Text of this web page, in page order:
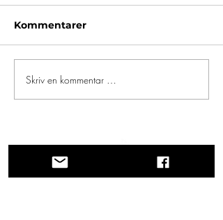
Kommentarer
Skriv en kommentar …